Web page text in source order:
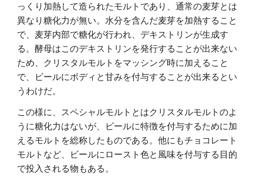
っくり加熱して造られたモルトであり、通常の麦芽とは
異なり糖化力が無い。水分を含んだ麦芽を加熱すること
で、麦芽内部で糖化が行われ、デキストリンが生成す
る。酵母はこのデキストリンを発行することが出来ない
ため、クリスタルモルトをマッシング時に加えること
で、ビールにボディと甘みを付与することが出来るとい
うわけだ。
この様に、スペシャルモルトとはクリスタルモルトのよ
うに糖化力はないが、ビールに特徴を付与するために加
えるモルトを総称したものである。他にもチョコレート
モルトなど、ビールにロースト色と風味を付与する目的
で投入される物もある。